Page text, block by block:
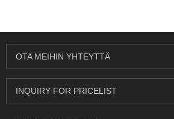
OTA MEIHIN YHTEYTTÄ
INQUIRY FOR PRICELIST